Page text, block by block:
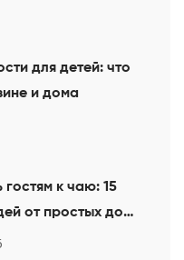
для детей: что
и дома
к чаю: 15
от простых до